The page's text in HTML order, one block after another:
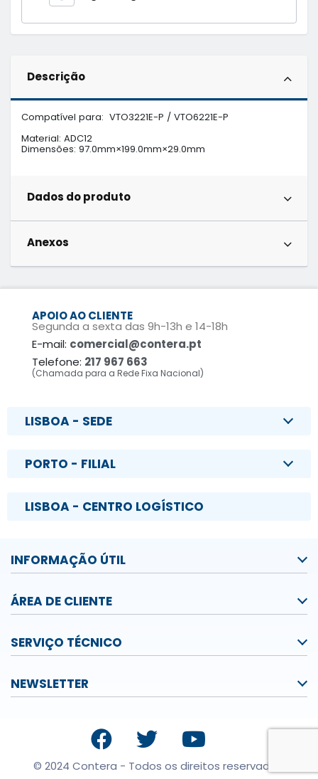
Descrição
Compatível para:  VTO3221E-P / VTO6221E-P
Material: ADC12
Dimensões: 97.0mm×199.0mm×29.0mm
Dados do produto
Anexos
APOIO AO CLIENTE
Segunda a sexta das 9h-13h e 14-18h
E-mail: comercial@contera.pt
Telefone: 217 967 663
(Chamada para a Rede Fixa Nacional)
LISBOA - SEDE
PORTO - FILIAL
LISBOA - CENTRO LOGÍSTICO
INFORMAÇÃO ÚTIL
ÁREA DE CLIENTE
SERVIÇO TÉCNICO
NEWSLETTER
© 2024 Contera - Todos os direitos reservados.